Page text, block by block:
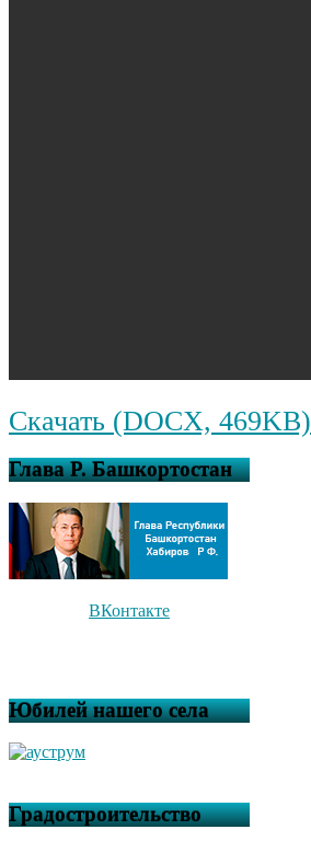
Скачать (DOCX, 469KB)
Глава Р. Башкортостан
ВКонтакте
Юбилей нашего села
Градостроительство